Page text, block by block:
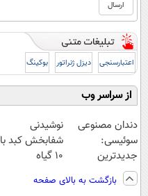
اعتبارسنجی دیزل ژنراتور بوکینگ
از سراسر وب
دندان مصنوعی
سوئیسی:
جدیدترین
فناوری اروپا،
سبک و مقاوم |
نوشیدنی
شفابخش کبد با
10 گیاه
امشب)
بازگشت به بالای صفحه